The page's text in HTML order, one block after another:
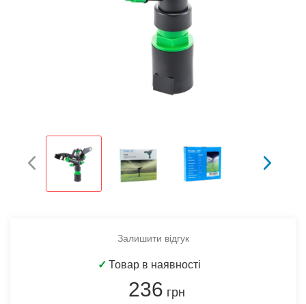
Залишити відгук
✓ Товар в наявності
236 грн